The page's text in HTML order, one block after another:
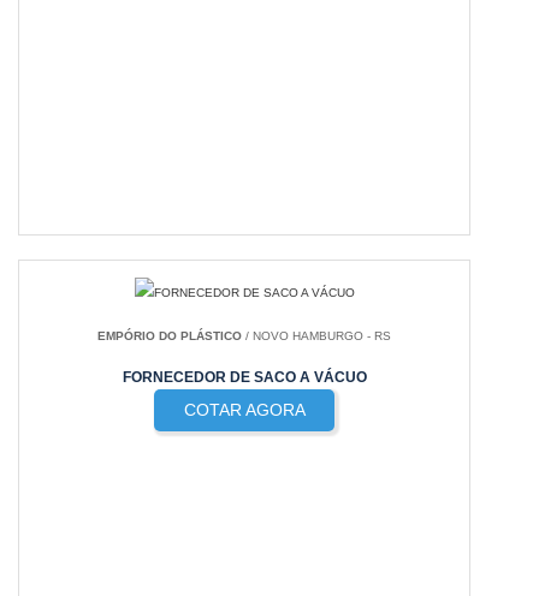
EMPÓRIO DO PLÁSTICO / NOVO HAMBURGO - RS
FORNECEDOR DE SACO A VÁCUO
COTAR AGORA